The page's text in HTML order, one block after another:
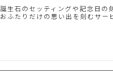
誕生石のセッティングや記念日の
おふたりだけの思い出を刻むサー